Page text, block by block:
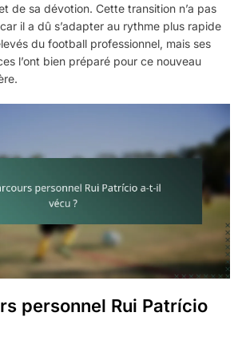
de sa dévotion. Cette transition n’a pas
il a dû s’adapter au rythme plus rapide
du football professionnel, mais ses
l’ont bien préparé pour ce nouveau
personnel Rui Patrício